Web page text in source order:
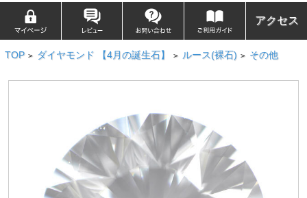
アクセス
TOP > ダイヤモンド 【4月の誕生石】 > ルース(裸石) > その他